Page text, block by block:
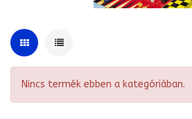
Nincs termék ebben a kategóriában.